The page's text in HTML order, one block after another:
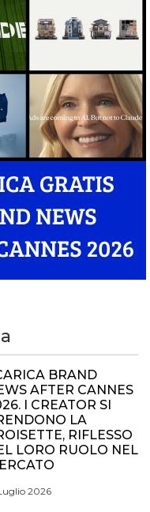
BRAND
AFTER CANNES
I CREATOR SI
LA
RIFLESSO
LORO RUOLO NEL
2026